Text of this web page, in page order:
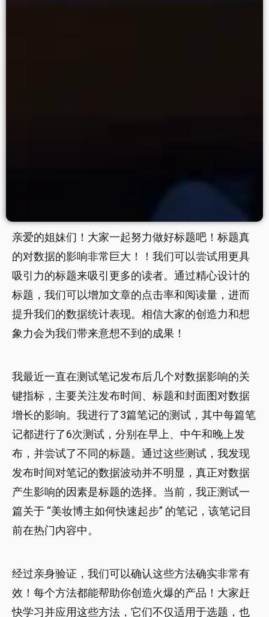
亲爱的姐妹们！大家一起努力做好标题吧！标题真
的对数据的影响非常巨大！！我们可以尝试用更具
吸引力的标题来吸引更多的读者。通过精心设计的
标题，我们可以增加文章的点击率和阅读量，进而
提升我们的数据统计表现。相信大家的创造力和想
象力会为我们带来意想不到的成果！
我最近一直在测试笔记发布后几个对数据影响的关
键指标，主要关注发布时间、标题和封面图对数据
增长的影响。我进行了3篇笔记的测试，其中每篇笔
记都进行了6次测试，分别在早上、中午和晚上发
布，并尝试了不同的标题。通过这些测试，我发现
发布时间对笔记的数据波动并不明显，真正对数据
产生影响的因素是标题的选择。当前，我正测试一
篇关于 “美妆博主如何快速起步” 的笔记，该笔记目
前在热门内容中。
经过亲身验证，我们可以确认这些方法确实非常有
效！每个方法都能帮助你创造火爆的产品！大家赶
快学习并应用这些方法，它们不仅适用于选题，也